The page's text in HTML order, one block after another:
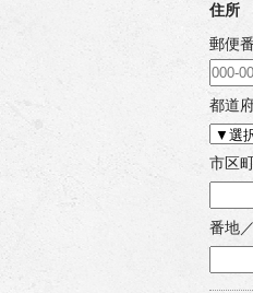
住所
郵便
都道
市区
番地